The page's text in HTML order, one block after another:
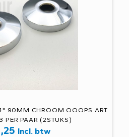
90MM CHROOM OOOPS ART.
PAAR (2STUKS)
Incl. btw